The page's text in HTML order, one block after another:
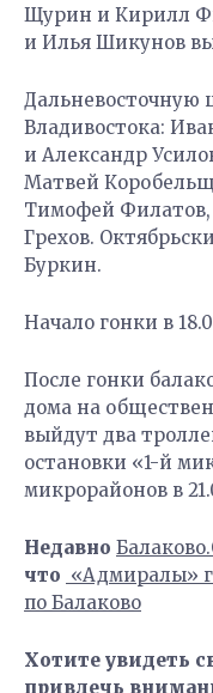
Щурин и Кирилл
и Илья Шикунов
Дальневосточную
Владивостока:
и Александр
Матвей
Тимофей
Грехов.
Буркин.
Начало гонки в
После гонки
дома на
выйдут два
остановки «1-й
микрорайонов в
Недавно
что «Адмиралы»
по Балаково
Хотите увидеть
привлечь